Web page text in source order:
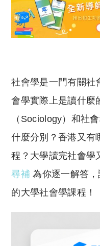
社會學是一門有關社
會學實際上是讀什麼
（Sociology）和社
什麼分別？香港又有
程？大學讀完社會學
尋補 為你逐一解答
的大學社會學課程！